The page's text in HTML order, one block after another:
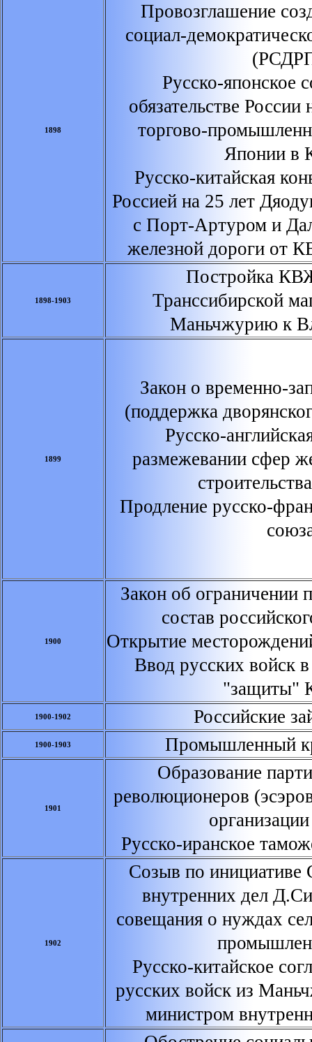
1898
Провозглашение
социал-
Русско-японское
обязательстве России
торгово-
Японии в
Русско-китайская
Россией на 25 лет
с Порт-Артуром и
железной дороги от
1898-1903
Постройка
Транссибирской
Маньчжурию к
1899
Закон о временно-
(поддержка
Русско-
размежевании сфер
Продление русско-
1900
Закон об ограничении
состав
Открытие
Ввод русских войск
"защиты"
1900-1902 Российские
1900-1903 Промышленный
1901
Образование
революционеров
Русско-иранское
1902
Созыв по инициативе
внутренних дел
совещания о нуждах
Русско-китайское
русских войск из
министром